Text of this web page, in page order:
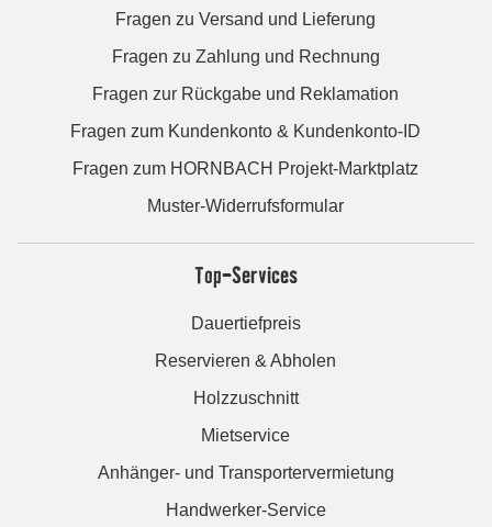
Fragen zu Versand und Lieferung
Fragen zu Zahlung und Rechnung
Fragen zur Rückgabe und Reklamation
Fragen zum Kundenkonto & Kundenkonto-ID
Fragen zum HORNBACH Projekt-Marktplatz
Muster-Widerrufsformular
Top-Services
Dauertiefpreis
Reservieren & Abholen
Holzzuschnitt
Mietservice
Anhänger- und Transportervermietung
Handwerker-Service